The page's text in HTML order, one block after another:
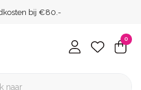
bij €80.-
0